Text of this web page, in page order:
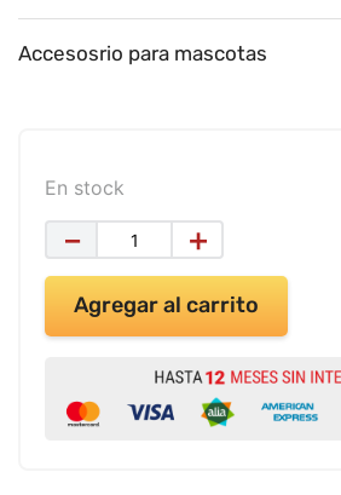
Accesosrio para mascotas
En stock
＋
－
Agregar al carrito
impresora